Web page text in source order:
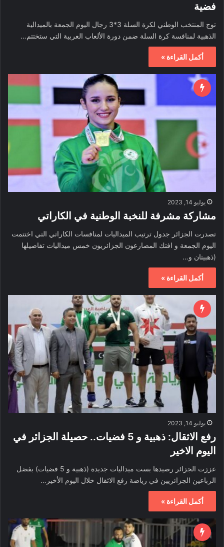
فضية
توج المنتخب الوطني لكرة السلة 3*3 رجال اليوم الجمعة بالميدالية
الذهبية لمنافسة كرة السلة ضمن دورة الألعاب العربية التي ستختتم…
أكمل القراءة »
يوليو 14, 2023
مشاركة مشرفة للنخبة الوطنية في الكاراتي
تصدرت الجزائر جدول ترتيب الميداليات لمنافسات الكاراتي التي اختتمت
اليوم الجمعة و افتك المصارعون الجزائريون خمس ميداليات تفاصيلها
(ذهبيتان و…
أكمل القراءة »
يوليو 14, 2023
رفع الاثقال: ذهبية و 5 فضيات.. حصيلة الجزائر في
اليوم الاخير
عززت الجزائر رصيدها بست ميداليات جديدة (ذهبية و 5 فضيات) بفضل
الرباعين الجزائريين في رياضة رفع الاثقال خلال اليوم الأخير…
أكمل القراءة »